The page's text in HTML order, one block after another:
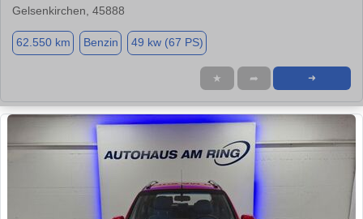
Gelsenkirchen, 45888
62.550 km Benzin 49 kw (67 PS)
★ ➦ ➜